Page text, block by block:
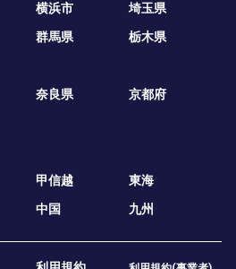
横浜市
埼玉県
群馬県 栃木県
奈良県
京都府
甲信越
東海
中国 九州